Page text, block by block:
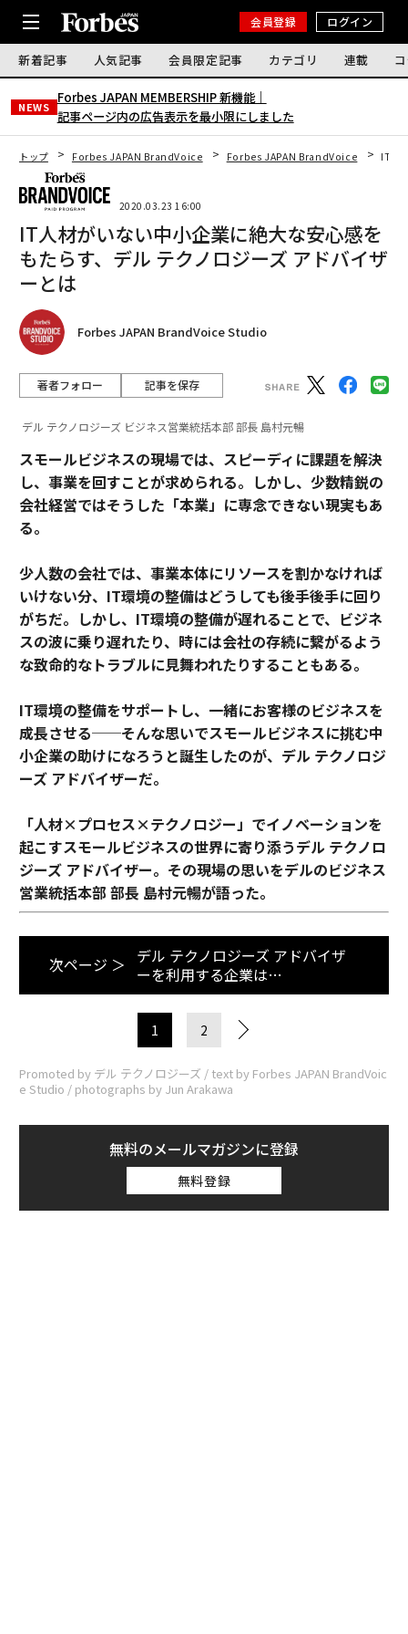
会員登録 ログイン
新着記事 人気記事 会員限定記事 カテゴリ 連載
NEWS
Forbes JAPAN MEMBERSHIP 新機能｜
記事ページ内の広告表示を最小限にしました
トップ Forbes JAPAN BrandVoice Forbes JAPAN BrandVoice IT人
2020.03.23 16:00
IT人材がいない中小企業に絶大な安心感を
もたらす、デル テクノロジーズ アドバイザ
ーとは
Forbes JAPAN BrandVoice Studio
著者フォロー 記事を保存
デル テクノロジーズ ビジネス営業統括本部 部長 島村元暢
スモールビジネスの現場では、スピーディに課題を解決
し、事業を回すことが求められる。しかし、少数精鋭の
会社経営ではそうした「本業」に専念できない現実もあ
る。
少人数の会社では、事業本体にリソースを割かなければ
いけない分、IT環境の整備はどうしても後手後手に回り
がちだ。しかし、IT環境の整備が遅れることで、ビジネ
スの波に乗り遅れたり、時には会社の存続に繋がるよう
な致命的なトラブルに見舞われたりすることもある。
IT環境の整備をサポートし、一緒にお客様のビジネスを
成長させる──そんな思いでスモールビジネスに挑む中
小企業の助けになろうと誕生したのが、デル テクノロジ
ーズ アドバイザーだ。
「人材×プロセス×テクノロジー」でイノベーションを
起こすスモールビジネスの世界に寄り添うデル テクノロ
ジーズ アドバイザー。その現場の思いをデルのビジネス
営業統括本部 部長 島村元暢が語った。
次ページ ＞
デル テクノロジーズ アドバイザ
ーを利用する企業は…
1 2
Promoted by デル テクノロジーズ / text by Forbes JAPAN BrandVoic
e Studio / photographs by Jun Arakawa
無料のメールマガジンに登録
無料登録